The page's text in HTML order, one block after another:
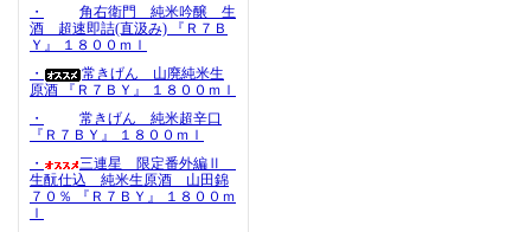
・
角右衛門 純米吟醸 生
酒 超速即詰(直汲み) 『Ｒ７Ｂ
Ｙ』 １８００ｍｌ
・
常きげん 山廃純米生
原酒 『Ｒ７ＢＹ』 １８００ｍｌ
・
常きげん 純米超辛口
『Ｒ７ＢＹ』 １８００ｍｌ
・
三連星 限定番外編Ⅱ
生酛仕込 純米生原酒 山田錦
７０％ 『Ｒ７ＢＹ』 １８００ｍ
ｌ